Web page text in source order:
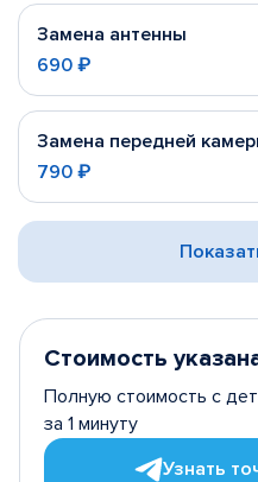
Замена антенны
690 ₽
Замена передней
790 ₽
Стоимость
Полную стоимость с
за 1 минуту
Узнать